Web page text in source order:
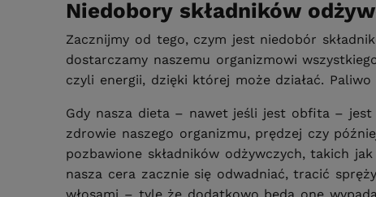
Niedobory składników
Zacznijmy od tego, czym jest niedobór
dostarczamy naszemu organizmowi
czyli energii, dzięki której może działać.
Gdy nasza dieta – nawet jeśli jest obfita – jest
zdrowie naszego organizmu, prędzej czy
pozbawione składników odżywczych, takich
nasza cera zacznie się odwadniać, tracić